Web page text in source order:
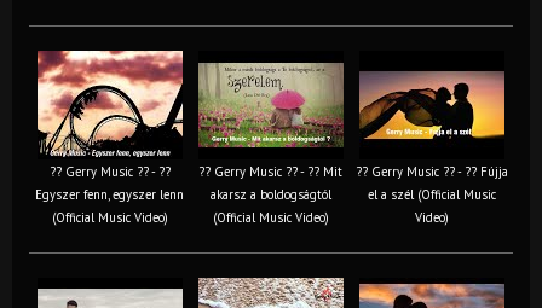
?? Gerry Music ?? - ??
Egyszer fenn, egyszer lenn
(Official Music Video)
?? Gerry Music ?? - ?? Mit
akarsz a boldogságtól
(Official Music Video)
?? Gerry Music ?? - ?? Fújja
el a szél (Official Music
Video)